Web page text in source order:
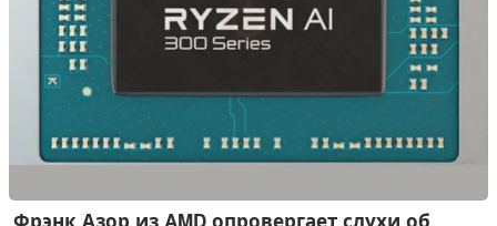
Фрэнк Азор из AMD опровергает слухи об